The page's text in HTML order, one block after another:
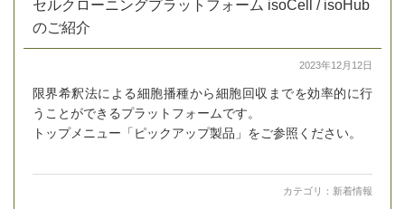
セルクローニングプラットフォーム isoCell / isoHub
のご紹介
2023年12月12日
限界希釈法による細胞播種から細胞回収までを効率的に行
うことができるプラットフォームです。
トップメニュー「ピックアップ製品」をご参照ください。
カテゴリ： 新着情報